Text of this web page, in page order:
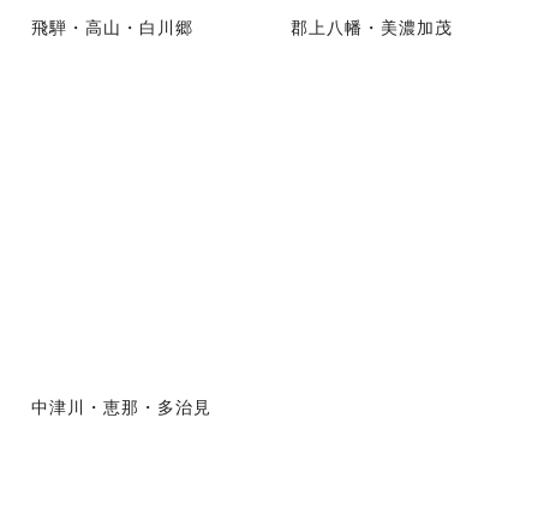
飛騨・高山・白川郷 郡上八幡・美濃加茂
中津川・恵那・多治見